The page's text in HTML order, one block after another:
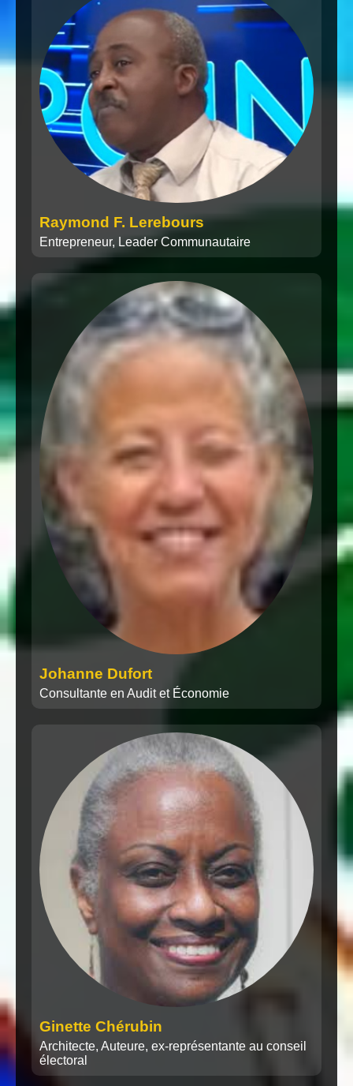
Raymond F. Lerebours
Entrepreneur, Leader Communautaire
Johanne Dufort
Consultante en Audit et Économie
Ginette Chérubin
Architecte, Auteure, ex-représentante au conseil
électoral